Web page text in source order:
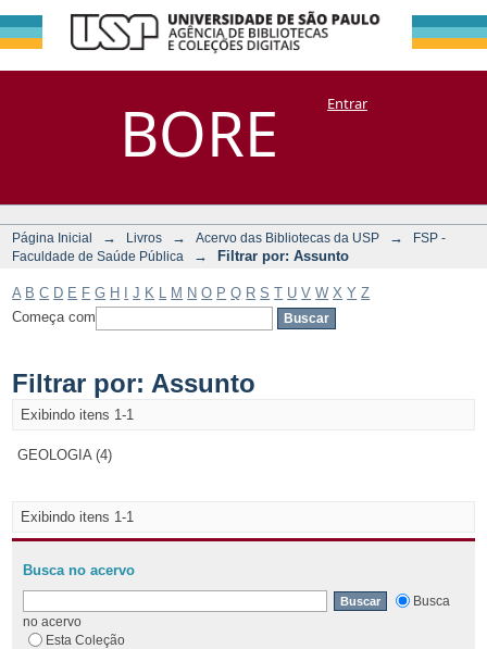
BORE
Filtrar por:
Assunto
DSpace/Manakin + CoriscoEntrar
Página Inicial → Livros → Acervo das Bibliotecas da USP →
FSP -
Faculdade de Saúde Pública
→ Filtrar por: Assunto
A B C D E F G H J K M N O P Q R S T U V W X Y Z
Começa com
Filtrar por: Assunto
Exibindo itens 1-1
GEOLOGIA (4)
Exibindo itens 1-1
Busca no acervo
Busca
no acervo
Esta Coleção